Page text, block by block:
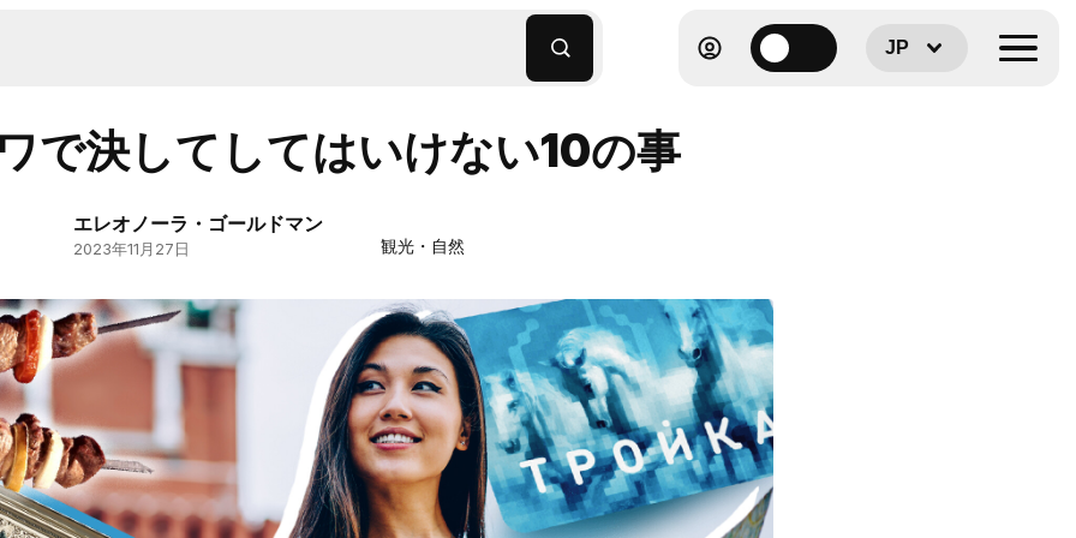
JP
で決してしてはいけない10の事
エレオノーラ・ゴールドマン
2023年11月27日 観光・自然